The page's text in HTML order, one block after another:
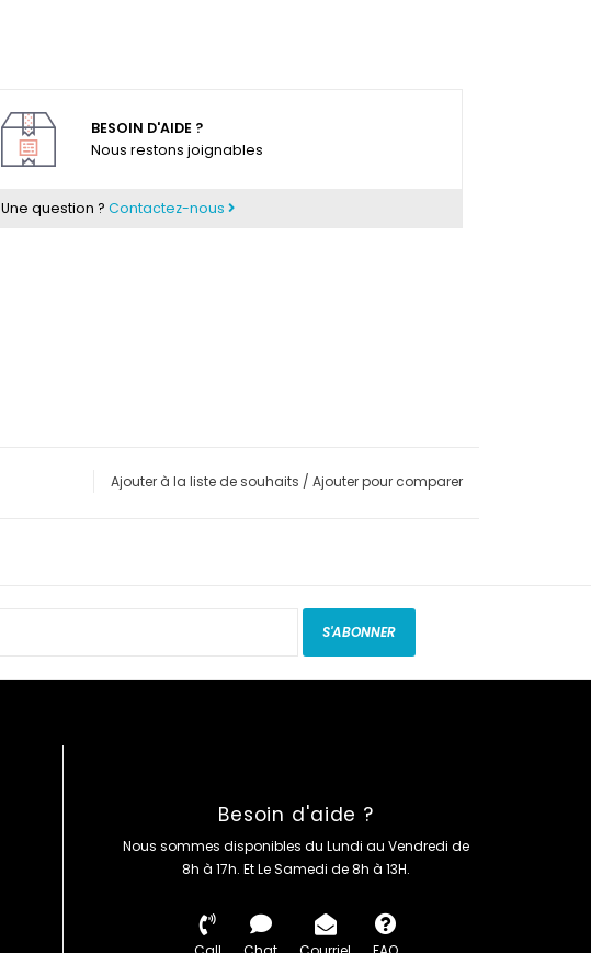
BESOIN D'AIDE ?
Nous restons joignables
Une question ? Contactez-nous
Ajouter à la liste de souhaits / Ajouter pour comparer
S'ABONNER
Besoin d'aide ?
Nous sommes disponibles du Lundi au Vendredi de
8h à 17h. Et Le Samedi de 8h à 13H.